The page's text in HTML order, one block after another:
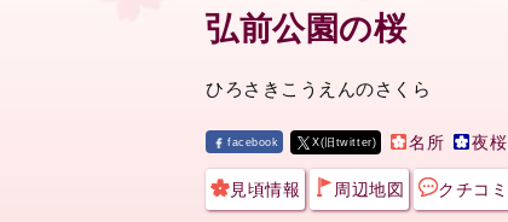
弘前公園の桜
ひろさきこうえんのさくら
facebook X(旧twitter) 名所 夜桜
見頃情報 周辺地図 クチコミ